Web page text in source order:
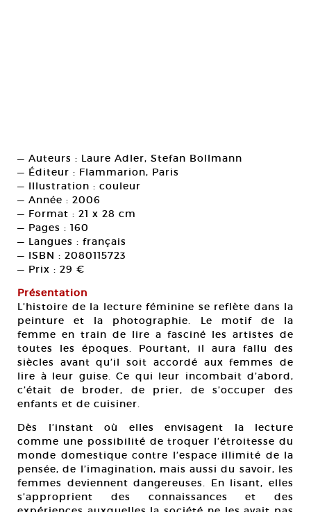
— Auteurs : Laure Adler, Stefan Bollmann
— Éditeur : Flammarion, Paris
— Illustration : couleur
— Année : 2006
— Format : 21 x 28 cm
— Pages : 160
— Langues : français
— ISBN : 2080115723
— Prix : 29 €
Présentation
L’histoire de la lecture féminine se reflète dans la
peinture et la photographie. Le motif de la
femme en train de lire a fasciné les artistes de
toutes les époques. Pourtant, il aura fallu des
siècles avant qu’il soit accordé aux femmes de
lire à leur guise. Ce qui leur incombait d’abord,
c’était de broder, de prier, de s’occuper des
enfants et de cuisiner.
Dès l’instant où elles envisagent la lecture
comme une possibilité de troquer l’étroitesse du
monde domestique contre l’espace illimité de la
pensée, de l’imagination, mais aussi du savoir, les
femmes deviennent dangereuses. En lisant, elles
s’approprient des connaissances et des